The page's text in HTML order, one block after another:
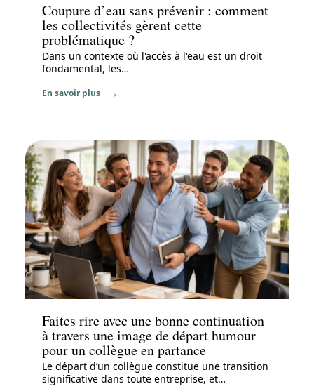
Coupure d’eau sans prévenir : comment
les collectivités gèrent cette
problématique ?
Dans un contexte où l'accès à l'eau est un droit
fondamental, les…
En savoir plus
News
Faites rire avec une bonne continuation
à travers une image de départ humour
pour un collègue en partance
Le départ d’un collègue constitue une transition
significative dans toute entreprise, et…